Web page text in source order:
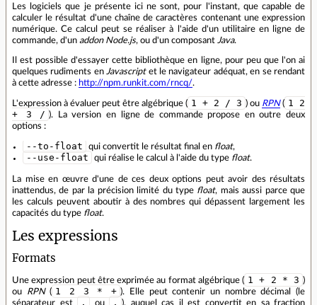
Les logiciels que je présente ici ne sont, pour l'instant, que capable de
calculer le résultat d'une chaîne de caractères contenant une expression
numérique. Ce calcul peut se réaliser à l'aide d'un utilitaire en ligne de
commande, d'un addon Node.js, ou d'un composant Java.
Il est possible d'essayer cette bibliothèque en ligne, pour peu que l'on ai
quelques rudiments en Javascriptet le navigateur adéquat, en se rendant
à cette adresse : http://npm.runkit.com/rncq/.
L'expression à évaluer peut être algébrique ( 1 + 2 / 3 ) ou RPN( 1 2
+ 3 / ). La version en ligne de commande propose en outre deux
options :
--to-float qui convertit le résultat final en float,
--use-float qui réalise le calcul à l'aide du type float.
La mise en œuvre d'une de ces deux options peut avoir des résultats
inattendus, de par la précision limité du type float, mais aussi parce que
les calculs peuvent aboutir à des nombres qui dépassent largement les
capacités du type float.
Les expressions
Formats
Une expression peut être exprimée au format algébrique ( 1 + 2 * 3 )
ou
RPN( 1 2 3 * + ). Elle peut contenir un nombre décimal (le
séparateur est
. ou ,
), auquel cas il est convertit en sa fraction